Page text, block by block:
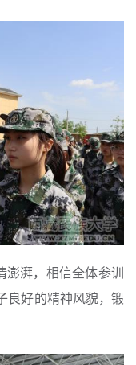
湃，相信全体参训
良好的精神风貌，锻